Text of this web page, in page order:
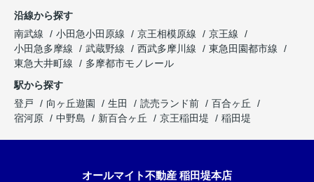
沿線から探す
南武線
小田急小田原線 京王相模原線
京王線
小田急多摩線
武蔵野線 西武多摩川線
東急田園都市線
東急大井町線
多摩都市モノレール
駅から探す
登戸
向ヶ丘遊園 生田 読売ランド前
百合ヶ丘
宿河原
中野島 新百合ヶ丘 京王稲田堤 稲田堤
オールマイト不動産 稲田堤本店